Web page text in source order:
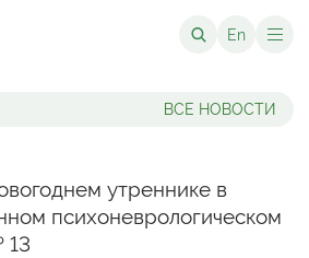
En
ВСЕ НОВОСТИ
утреннике в
психоневрологическом